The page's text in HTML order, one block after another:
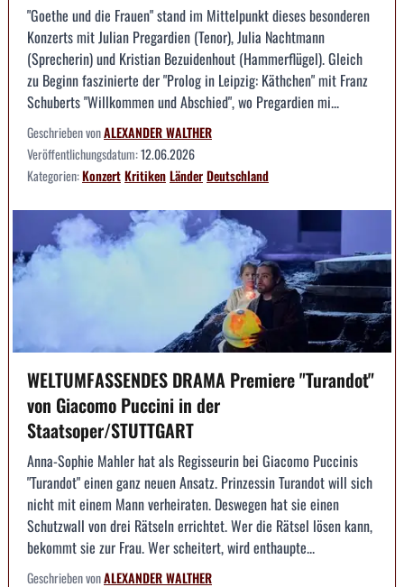
"Goethe und die Frauen" stand im Mittelpunkt dieses besonderen
Konzerts mit Julian Pregardien (Tenor), Julia Nachtmann
(Sprecherin) und Kristian Bezuidenhout (Hammerflügel). Gleich
zu Beginn faszinierte der "Prolog in Leipzig: Käthchen" mit Franz
Schuberts "Willkommen und Abschied", wo Pregardien mi...
Geschrieben vonALEXANDER WALTHER
Veröffentlichungsdatum:12.06.2026
Kategorien:KonzertKritikenLänderDeutschland
WELTUMFASSENDES DRAMA Premiere "Turandot"
von Giacomo Puccini in der
Staatsoper/STUTTGART
Anna-Sophie Mahler hat als Regisseurin bei Giacomo Puccinis
"Turandot" einen ganz neuen Ansatz. Prinzessin Turandot will sich
nicht mit einem Mann verheiraten. Deswegen hat sie einen
Schutzwall von drei Rätseln errichtet. Wer die Rätsel lösen kann,
bekommt sie zur Frau. Wer scheitert, wird enthaupte...
Geschrieben vonALEXANDER WALTHER